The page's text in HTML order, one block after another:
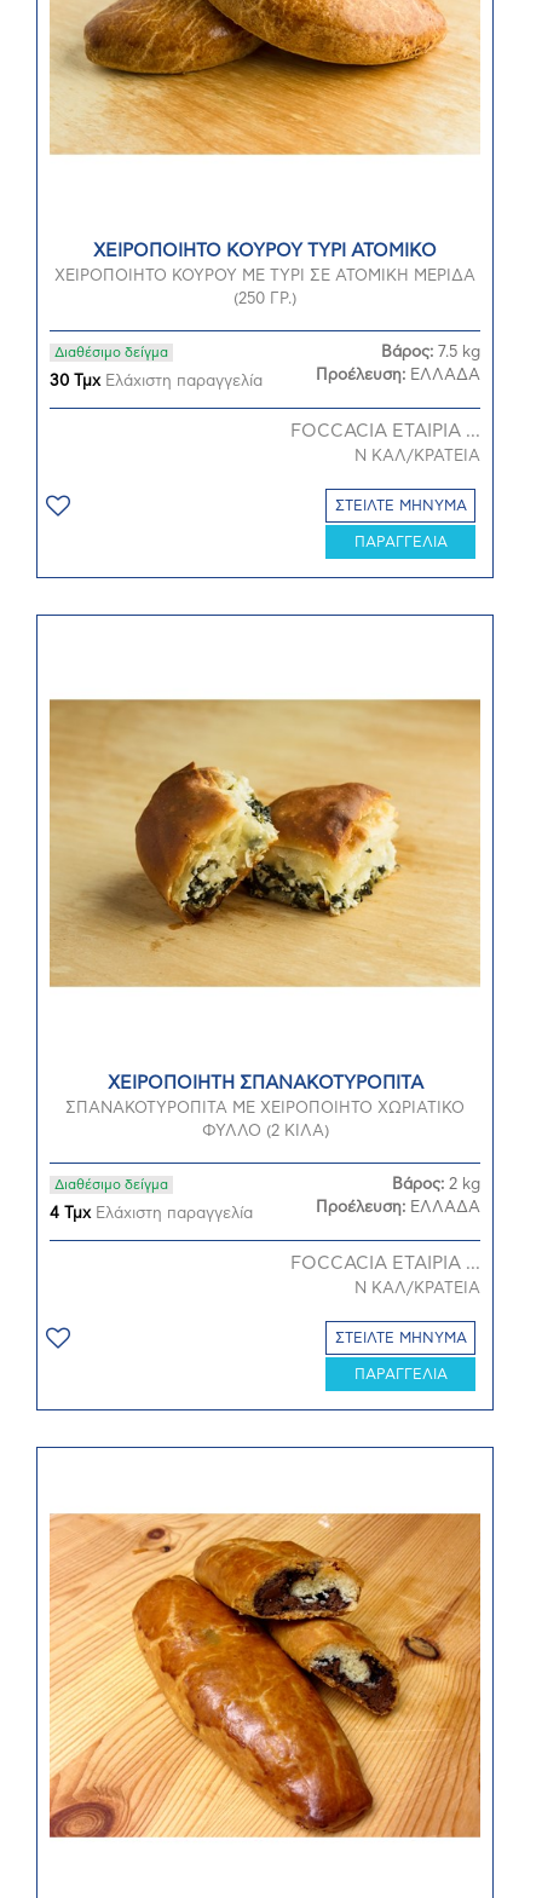
ΧΕΙΡΟΠΟΙΗΤΟ ΚΟΥΡΟΥ ΤΥΡΙ ΑΤΟΜΙΚΟ
ΧΕΙΡΟΠΟΙΗΤΟ ΚΟΥΡΟΥ ΜΕ ΤΥΡΙ ΣΕ ΑΤΟΜΙΚΗ ΜΕΡΙΔΑ
(250 ΓΡ.)
Διαθέσιμο δείγμα
30 ΤμχΕλάχιστη παραγγελία
Βάρος: 7.5 kg
Προέλευση: ΕΛΛΑΔΑ
FOCCACIA ΕΤΑΙΡΙΑ ...
Ν ΚΑΛ/ΚΡΑΤΕΙΑ
ΣΤΕΙΛΤΕ ΜΗΝΥΜΑ
ΠΑΡΑΓΓΕΛΙΑ
ΧΕΙΡΟΠΟΙΗΤΗ ΣΠΑΝΑΚΟΤΥΡΟΠΙΤΑ
ΣΠΑΝΑΚΟΤΥΡΟΠΙΤΑ ΜΕ ΧΕΙΡΟΠΟΙΗΤΟ ΧΩΡΙΑΤΙΚΟ
ΦΥΛΛΟ (2 ΚΙΛΑ)
Διαθέσιμο δείγμα
4 ΤμχΕλάχιστη παραγγελία
Βάρος: 2 kg
Προέλευση: ΕΛΛΑΔΑ
FOCCACIA ΕΤΑΙΡΙΑ ...
Ν ΚΑΛ/ΚΡΑΤΕΙΑ
ΣΤΕΙΛΤΕ ΜΗΝΥΜΑ
ΠΑΡΑΓΓΕΛΙΑ